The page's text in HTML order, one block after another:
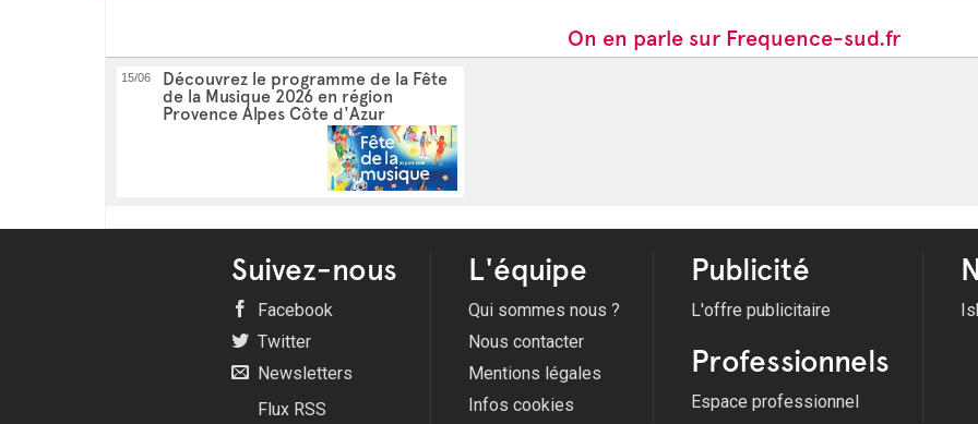
On en parle sur Frequence-sud.fr
15/06
Découvrez le programme de la Fête
de la Musique 2026 en région
Provence Alpes Côte d'Azur
Suivez-nous
Facebook
Twitter
Newsletters
Flux RSS
L'équipe
Qui sommes nous ?
Nous contacter
Mentions légales
Infos cookies
Publicité
L'offre publicitaire
Professionnels
Espace professionnel